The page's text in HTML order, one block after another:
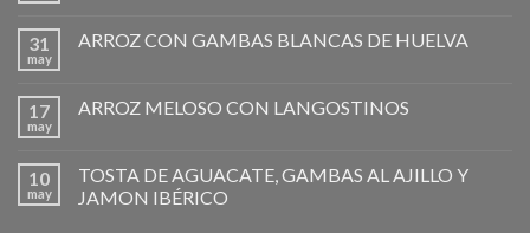
31
may
ARROZ CON GAMBAS BLANCAS DE HUELVA
17
may
ARROZ MELOSO CON LANGOSTINOS
10
may
TOSTA DE AGUACATE, GAMBAS AL AJILLO Y
JAMON IBÉRICO